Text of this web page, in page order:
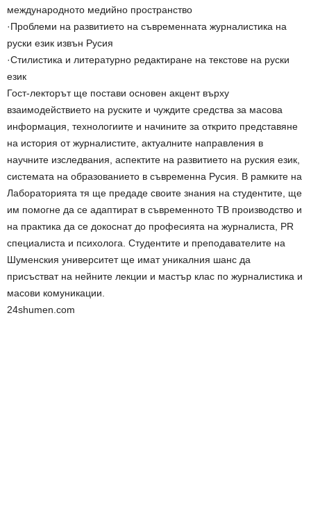
международното медийно пространство
·Проблеми на развитието на съвременната журналистика на
руски език извън Русия
·Стилистика и литературно редактиране на текстове на руски
език
Гост-лекторът ще постави основен акцент върху
взаимодействието на руските и чуждите средства за масова
информация, технологиите и начините за открито представяне
на история от журналистите, актуалните направления в
научните изследвания, аспектите на развитието на руския език,
системата на образованието в съвременна Русия. В рамките на
Лабораторията тя ще предаде своите знания на студентите, ще
им помогне да се адаптират в съвременното ТВ производство и
на практика да се докоснат до професията на журналиста, РR
специалиста и психолога. Студентите и преподавателите на
Шуменския университет ще имат уникалния шанс да
присъстват на нейните лекции и мастър клас по журналистика и
масови комуникации.
24shumen.com